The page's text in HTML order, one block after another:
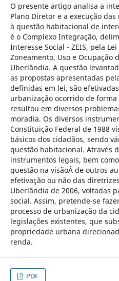
O presente artigo analisa a
Plano Diretor e a execução
à questão habitacional de
é o Complexo Integração,
Interesse Social - ZEIS, pela
Zoneamento, Uso e Ocupação
Uberlândia. A questão
as propostas apresentadas
definidas em lei, são
urbanização ocorrido de
resultou em diversos
moradia. Os diversos
Constituição Federal de 1988
básicos dos cidadãos, sendo
questão habitacional. Através
instrumentos legais, bem
questão na visãoÂ de outros
efetivação ou não das
Uberlândia de 2006, voltadas
social. Assim, pretende-se
processo de urbanização da
legislações existentes, que
propriedade urbana
renda.
PDF